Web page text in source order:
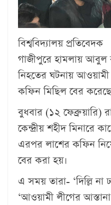
বিশ্ববিদ্যালয় প্রতিবেদক
গাজীপুরে হামলায় আবুল
নিহতের ঘটনায় আওয়ামী
কফিন মিছিল বের করেছে
বুধবার (১২ ফেব্রুয়ারি)
কেন্দ্রীয় শহীদ মিনারে
এরপর লাশের কফিন
বের করা হয়।
এ সময় তারা- ‘দিল্লি না
‘আওয়ামী লীগের